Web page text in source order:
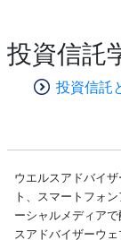
投資信託
投資信託
ウエルスアドバイ
ト、スマートフォ
ーシャルメディア
スアドバイザーウ